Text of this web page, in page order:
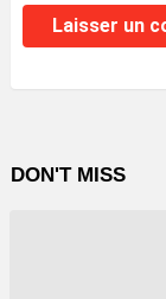
DON'T MISS